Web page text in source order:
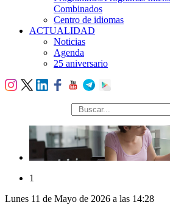
Combinados
Centro de idiomas
ACTUALIDAD
Noticias
Agenda
25 aniversario
búsqueda
1
Lunes 11 de Mayo de 2026 a las 14:28